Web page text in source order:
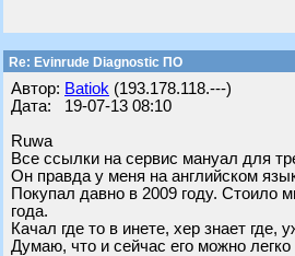
Re: Evinrude Diagnostic ПО
Автор: Batiok (193.178.118.---)
Дата: 19-07-13 08:10
Ruwa
Все ссылки на сервис мануал для
Он правда у меня на английском
Покупал давно в 2009 году. Стоило
года.
Качал где то в инете, хер знает где,
Думаю, что и сейчас его можно легко